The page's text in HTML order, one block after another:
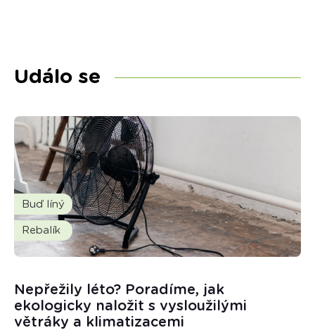
Událo se
Buď líný
Rebalík
Nepřežily léto? Poradíme, jak
ekologicky naložit s vysloužilými
větráky a klimatizacemi